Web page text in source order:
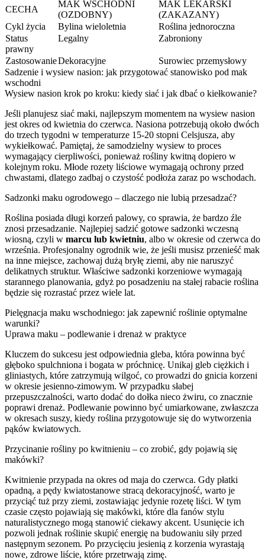
CECHA
MAK WSCHODNI
(OZDOBNY)
MAK LEKARSKI
(ZAKAZANY)
Cykl życia
Bylina wieloletnia
Roślina jednoroczna
Status
prawny
Legalny Zabroniony
ZastosowanieDekoracyjne
Surowiec przemysłowy
Sadzenie i wysiew nasion: jak przygotować stanowisko pod mak
wschodni
Wysiew nasion krok po kroku: kiedy siać i jak dbać o kiełkowanie?
Jeśli planujesz siać maki, najlepszym momentem na wysiew nasion
jest okres od kwietnia do czerwca. Nasiona potrzebują około dwóch
do trzech tygodni w temperaturze 15-20 stopni Celsjusza, aby
wykiełkować. Pamiętaj, że samodzielny wysiew to proces
wymagający cierpliwości, ponieważ rośliny kwitną dopiero w
kolejnym roku. Młode rozety liściowe wymagają ochrony przed
chwastami, dlatego zadbaj o czystość podłoża zaraz po wschodach.
Sadzonki maku ogrodowego – dlaczego nie lubią przesadzać?
Roślina posiada długi korzeń palowy, co sprawia, że bardzo źle
znosi przesadzanie. Najlepiej sadzić gotowe sadzonki wczesną
wiosną, czyli w marcu lub kwietniu, albo w okresie od czerwca do
września. Profesjonalny ogrodnik wie, że jeśli musisz przenieść mak
na inne miejsce, zachowaj dużą bryłę ziemi, aby nie naruszyć
delikatnych struktur. Właściwe sadzonki korzeniowe wymagają
starannego planowania, gdyż po posadzeniu na stałej rabacie roślina
będzie się rozrastać przez wiele lat.
Pielęgnacja maku wschodniego: jak zapewnić roślinie optymalne
warunki?
Uprawa maku – podlewanie i drenaż w praktyce
Kluczem do sukcesu jest odpowiednia gleba, która powinna być
głęboko spulchniona i bogata w próchnicę. Unikaj gleb ciężkich i
gliniastych, które zatrzymują wilgoć, co prowadzi do gnicia korzeni
w okresie jesienno-zimowym. W przypadku słabej
przepuszczalności, warto dodać do dołka nieco żwiru, co znacznie
poprawi drenaż. Podlewanie powinno być umiarkowane, zwłaszcza
w okresach suszy, kiedy roślina przygotowuje się do wytworzenia
pąków kwiatowych.
Przycinanie rośliny po kwitnieniu – co zrobić, gdy pojawią się
makówki?
Kwitnienie przypada na okres od maja do czerwca. Gdy płatki
opadną, a pędy kwiatostanowe stracą dekoracyjność, warto je
przyciąć tuż przy ziemi, zostawiając jedynie rozetę liści. W tym
czasie często pojawiają się makówki, które dla fanów stylu
naturalistycznego mogą stanowić ciekawy akcent. Usunięcie ich
pozwoli jednak roślinie skupić energię na budowaniu siły przed
następnym sezonem. Po przycięciu jesienią z korzenia wyrastają
nowe, zdrowe liście, które przetrwają zimę.